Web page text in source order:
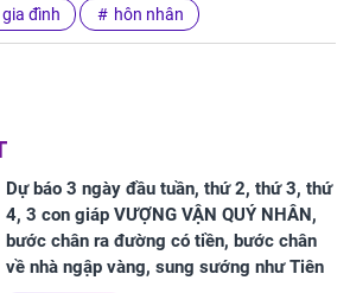
gia đình hôn nhân
Dự báo 3 ngày đầu tuần, thứ 2, thứ 3, thứ
4, 3 con giáp VƯỢNG VẬN QUÝ NHÂN,
bước chân ra đường có tiền, bước chân
về nhà ngập vàng, sung sướng như Tiên